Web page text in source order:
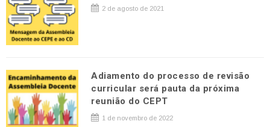
2 de agosto de 2021
Adiamento do processo de revisão
curricular será pauta da próxima
reunião do CEPT
1 de novembro de 2022